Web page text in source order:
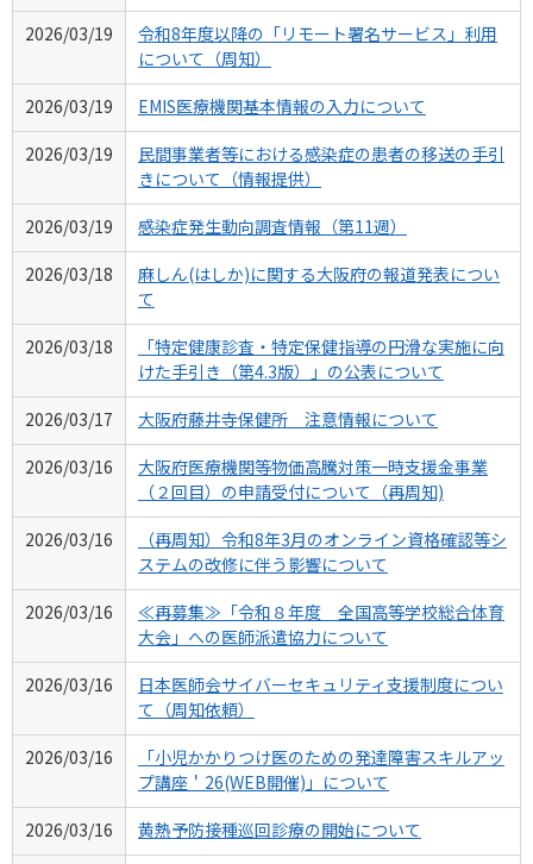
2026/03/19
令和8年度以降の「リモート署名サービス」利用
について（周知）
2026/03/19
EMIS医療機関基本情報の入力について
2026/03/19
民間事業者等における感染症の患者の移送の手引
きについて（情報提供）
2026/03/19
感染症発生動向調査情報（第11週）
2026/03/18
麻しん(はしか)に関する大阪府の報道発表につい
て
2026/03/18
「特定健康診査・特定保健指導の円滑な実施に向
けた手引き（第4.3版）」の公表について
2026/03/17
大阪府藤井寺保健所 注意情報について
2026/03/16
大阪府医療機関等物価高騰対策一時支援金事業
（２回目）の申請受付について（再周知)
2026/03/16
（再周知）令和8年3月のオンライン資格確認等シ
ステムの改修に伴う影響について
2026/03/16
≪再募集≫「令和８年度 全国高等学校総合体育
大会」への医師派遣協力について
2026/03/16
日本医師会サイバーセキュリティ支援制度につい
て（周知依頼）
2026/03/16
「小児かかりつけ医のための発達障害スキルアッ
プ講座＇26(WEB開催)」について
2026/03/16
黄熱予防接種巡回診療の開始について